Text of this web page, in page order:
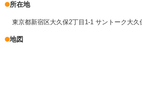
所在地
東京都新宿区大久保2丁目1-1 サントーク大久
地図